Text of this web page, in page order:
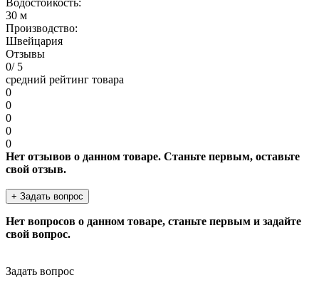
30 м
Производство:
Швейцария
Отзывы
0/ 5
средний рейтинг товара
0
0
0
0
0
Нет отзывов о данном товаре. Станьте первым, оставьте
свой отзыв.
+ Задать вопрос
Нет вопросов о данном товаре, станьте первым и задайте
свой вопрос.
Задать вопрос